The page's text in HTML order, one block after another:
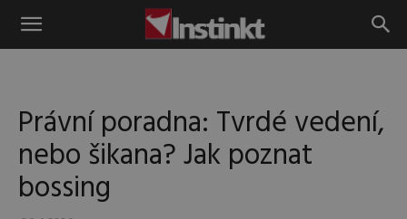
Instinkt
Právní poradna: Tvrdé vedení,
nebo šikana? Jak poznat
bossing